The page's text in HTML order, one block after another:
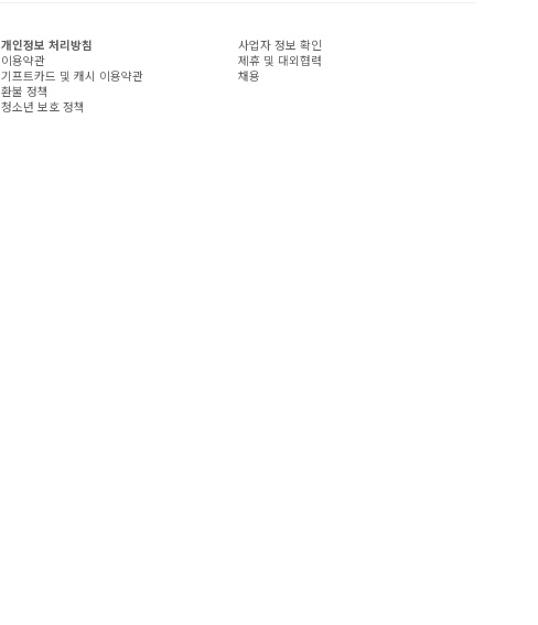
개인정보 처리방침
이용약관
기프트카드 및 캐시 이용약관
환불 정책
청소년 보호 정책
사업자 정보 확인
제휴 및 대외협력
채용